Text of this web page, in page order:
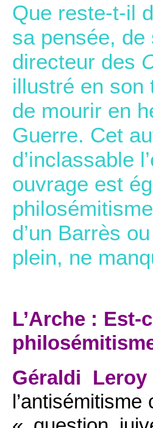
Que reste-t-il
sa pensée,
directeur des
illustré en son
de mourir en
Guerre. Cet
d’inclassable
ouvrage est
d’un Barrès
plein, ne
L’Arche :
Géraldi